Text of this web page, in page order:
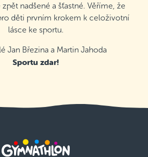
nadšené a šťastné. Věříme, že
děti prvním krokem k celoživotní
lásce ke sportu.
Jan Březina a Martin Jahoda
Sportu zdar!